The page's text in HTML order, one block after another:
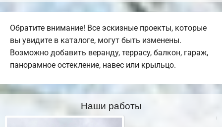
Обратите внимание! Все эскизные проекты, которые
вы увидите в каталоге, могут быть изменены.
Возможно добавить веранду, террасу, балкон, гараж,
панорамное остекление, навес или крыльцо.
Наши работы